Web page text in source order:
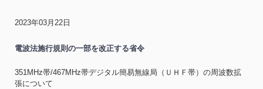
2023年03月22日
電波法施行規則の一部を改正する省令
351MHz帯/467MHz帯デジタル簡易無線局（ＵＨＦ帯）の周波数拡
張について